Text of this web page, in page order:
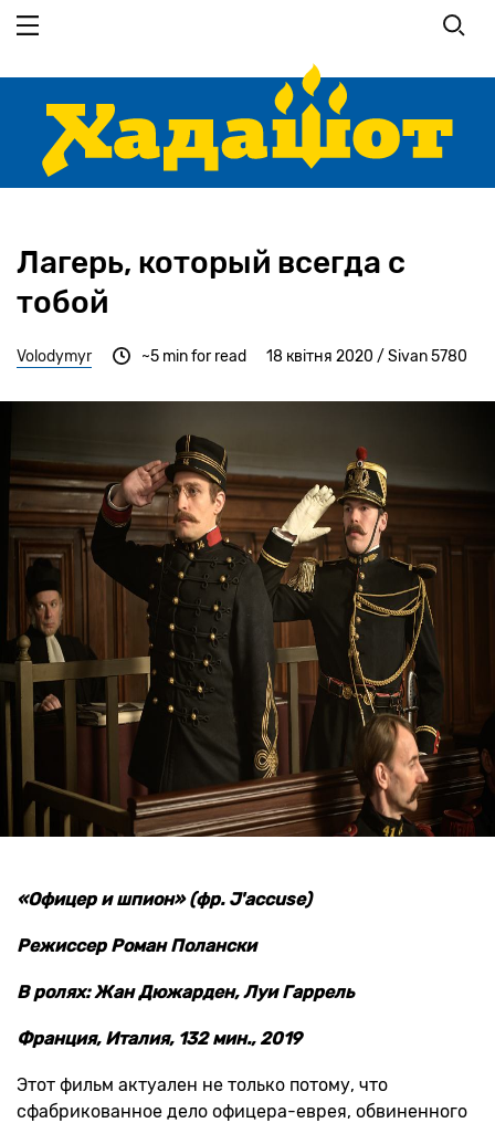
основного
Лагерь, который всегда с
тобой
Volodymyr 18 квітня 2020 / Sivan 5780
~5 min for read
«Офицер и шпион» (фр. J'accuse)
Режиссер Роман Полански
В ролях: Жан Дюжарден, Луи Гаррель
Франция, Италия, 132 мин., 2019
Этот фильм актуален не только потому, что
сфабрикованное дело офицера-еврея, обвиненного